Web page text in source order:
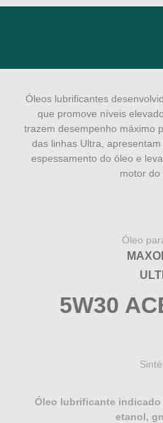
Óleos lubrificantes
que promove níveis
trazem desempenho máximo
das linhas Ultra,
espessamento do óleo e
motor do
Óleo
5W30
Óleo lubrificante
etanol,